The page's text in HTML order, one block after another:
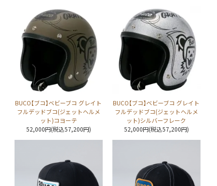
BUCO【ブコ】ベビーブコ グレイト
フルデッドブコ(ジェットヘルメ
ット)コヨーテ
52,000円(税込57,200円)
BUCO【ブコ】ベビーブコ グレイト
フルデッドブコ(ジェットヘルメ
ット)シルバーフレーク
52,000円(税込57,200円)